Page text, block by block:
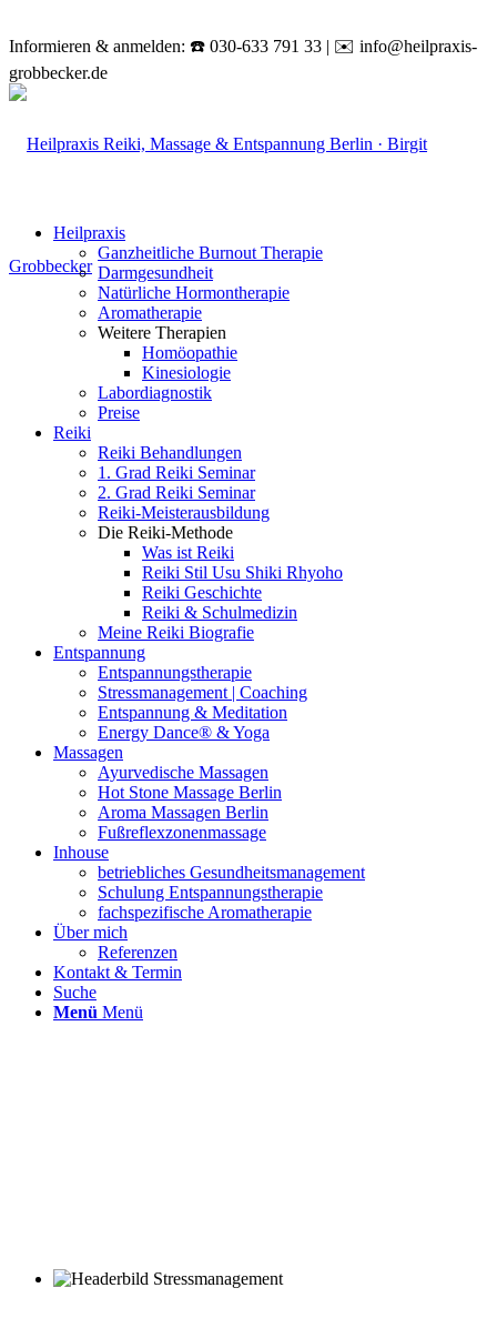
Informieren & anmelden: ☎️ 030-633 791 33 | ✉️ info@heilpraxis-
grobbecker.de
Heilpraxis
Ganzheitliche Burnout Therapie
Darmgesundheit
Natürliche Hormontherapie
Aromatherapie
Weitere Therapien
Homöopathie
Kinesiologie
Labordiagnostik
Preise
Reiki
Reiki Behandlungen
1. Grad Reiki Seminar
2. Grad Reiki Seminar
Reiki-Meisterausbildung
Die Reiki-Methode
Was ist Reiki
Reiki Stil Usu Shiki Rhyoho
Reiki Geschichte
Reiki & Schulmedizin
Meine Reiki Biografie
Entspannung
Entspannungstherapie
Stressmanagement | Coaching
Entspannung & Meditation
Energy Dance® & Yoga
Massagen
Ayurvedische Massagen
Hot Stone Massage Berlin
Aroma Massagen Berlin
Fußreflexzonenmassage
Inhouse
betriebliches Gesundheitsmanagement
Schulung Entspannungstherapie
fachspezifische Aromatherapie
Über mich
Referenzen
Kontakt & Termin
Suche
Menü Menü